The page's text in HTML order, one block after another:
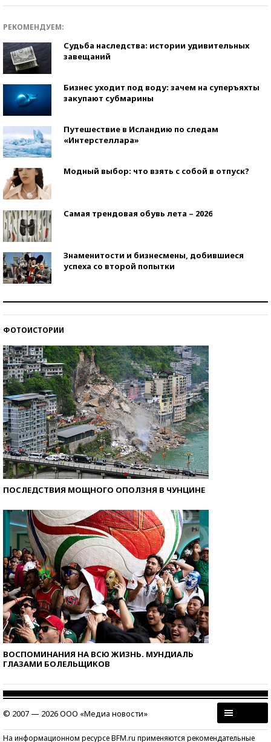
РЕКОМЕНДУЕМ:
Судьба наследства: истории удивительных
завещаний
Бизнес уходит под воду: зачем на суперъяхты
закупают субмарины
Путешествие в Исландию по следам
«Интерстеллара»
Модный выбор: что взять с собой в отпуск?
Самая трендовая обувь лета – 2026
Знаменитости и бизнесмены, добившиеся
успеха со второй попытки
ФОТОИСТОРИИ
ПОСЛЕДСТВИЯ МОЩНОГО ОПОЛЗНЯ В ЧУНЦИНЕ
ВОСПОМИНАНИЯ НА ВСЮ ЖИЗНЬ. МУНДИАЛЬ
ГЛАЗАМИ БОЛЕЛЬЩИКОВ
© 2007 — 2026 ООО «Медиа новости»
На информационном ресурсе BFM.ru применяются рекомендательные